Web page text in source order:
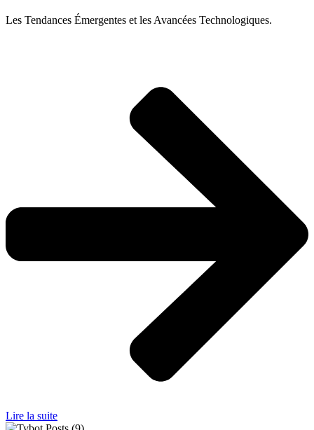
Les Tendances Émergentes et les Avancées Technologiques.
Lire la suite